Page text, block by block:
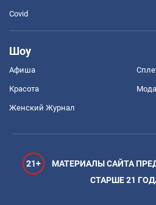
Covid
Шоу
Афиша
Красота Мода
Женский Журнал
21+
МАТЕРИАЛЫ САЙТА
СТАРШЕ 21